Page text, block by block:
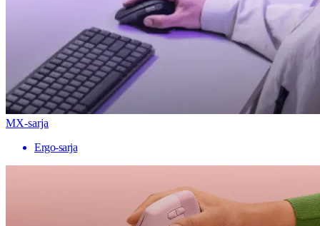
MX-sarja
Ergo-sarja